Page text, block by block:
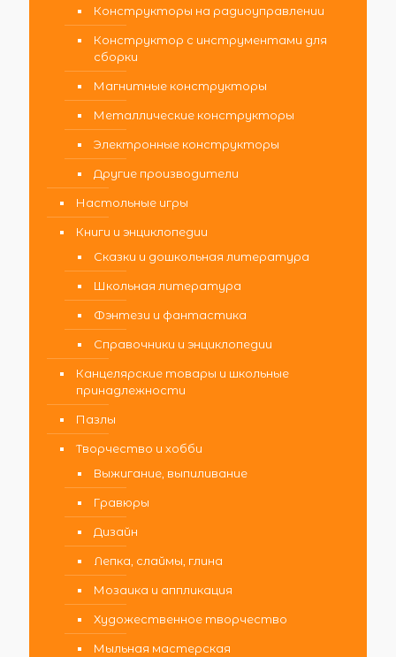
Конструкторы на радиоуправлении
Конструктор с инструментами для
сборки
Магнитные конструкторы
Металлические конструкторы
Электронные конструкторы
Другие производители
Настольные игры
Книги и энциклопедии
Сказки и дошкольная литература
Школьная литература
Фэнтези и фантастика
Справочники и энциклопедии
Канцелярские товары и школьные
принадлежности
Пазлы
Творчество и хобби
Выжигание, выпиливание
Гравюры
Дизайн
Лепка, слаймы, глина
Мозаика и аппликация
Художественное творчество
Мыльная мастерская